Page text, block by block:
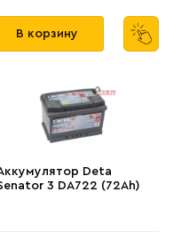
В корзину
Deta
3 DA722 (72Ah)